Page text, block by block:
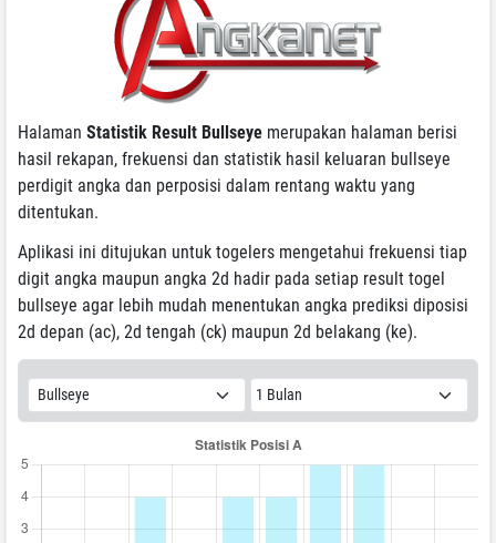
Halaman Statistik Result Bullseye merupakan halaman berisi
hasil rekapan, frekuensi dan statistik hasil keluaran bullseye
perdigit angka dan perposisi dalam rentang waktu yang
ditentukan.
Aplikasi ini ditujukan untuk togelers mengetahui frekuensi tiap
digit angka maupun angka 2d hadir pada setiap result togel
bullseye agar lebih mudah menentukan angka prediksi diposisi
2d depan (ac), 2d tengah (ck) maupun 2d belakang (ke).